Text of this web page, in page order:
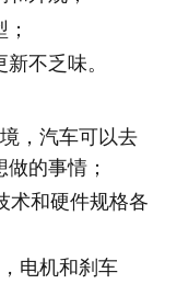
不乏味。
，汽车可以去
的事情；
术和硬件规格各
电机和刹车